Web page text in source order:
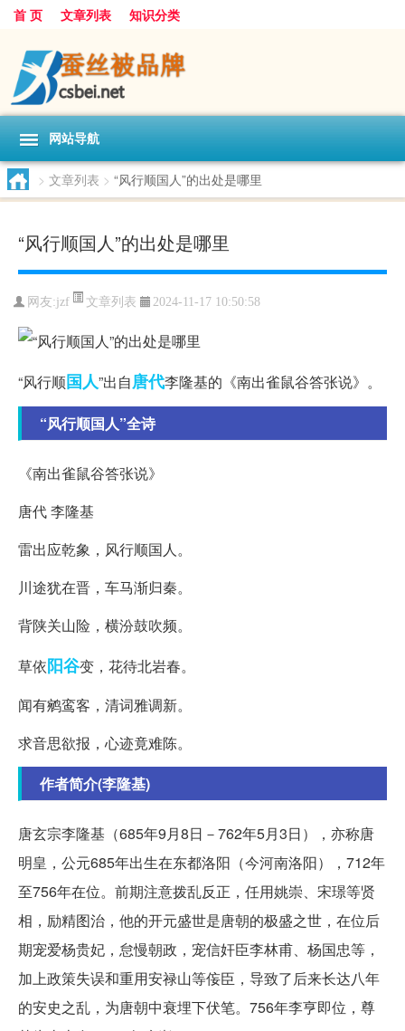
首 页 文章列表 知识分类
网站导航
> 文章列表 > “风行顺国人”的出处是哪里
“风行顺国人”的出处是哪里
网友:jzf 文章列表 2024-11-17 10:50:58
“风行顺国人”出自唐代李隆基的《南出雀鼠谷答张说》。
“风行顺国人”全诗
《南出雀鼠谷答张说》
唐代 李隆基
雷出应乾象，风行顺国人。
川途犹在晋，车马渐归秦。
背陕关山险，横汾鼓吹频。
草依阳谷变，花待北岩春。
闻有鹓鸾客，清词雅调新。
求音思欲报，心迹竟难陈。
作者简介(李隆基)
唐玄宗李隆基（685年9月8日－762年5月3日），亦称唐
明皇，公元685年出生在东都洛阳（今河南洛阳），712年
至756年在位。前期注意拨乱反正，任用姚崇、宋璟等贤
相，励精图治，他的开元盛世是唐朝的极盛之世，在位后
期宠爱杨贵妃，怠慢朝政，宠信奸臣李林甫、杨国忠等，
加上政策失误和重用安禄山等侫臣，导致了后来长达八年
的安史之乱，为唐朝中衰埋下伏笔。756年李亨即位，尊